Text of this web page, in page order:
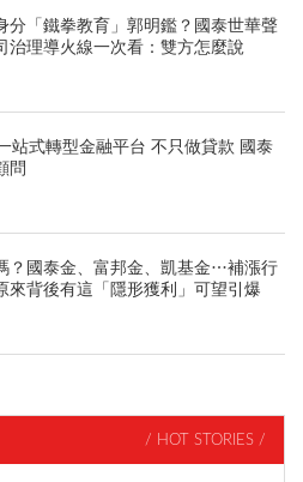
分「鐵拳教育」郭明鑑？國泰世華聲
治理導火線一次看：雙方怎麼說
站式轉型金融平台 不只做貸款 國泰
問
？國泰金、富邦金、凱基金…補漲行
來背後有這「隱形獲利」可望引爆
/ HOT STORIES /